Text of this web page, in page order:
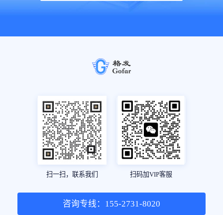
扫一扫，联系我们 扫码加VIP客服
咨询专线：155-2731-8020